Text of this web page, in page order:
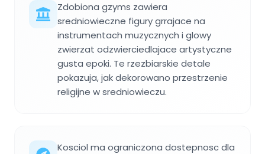
Zdobiona gzyms zawiera
sredniowieczne figury grrajace na
instrumentach muzycznych i glowy
zwierzat odzwierciedlajace artystyczne
gusta epoki. Te rzezbiarskie detale
pokazuja, jak dekorowano przestrzenie
religijne w sredniowieczu.
Kosciol ma ograniczona dostepnosc dla